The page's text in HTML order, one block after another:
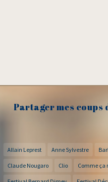
Partager mes coups
Allain Leprest Anne Sylvestre
Claude Nougaro Clio Comme ça